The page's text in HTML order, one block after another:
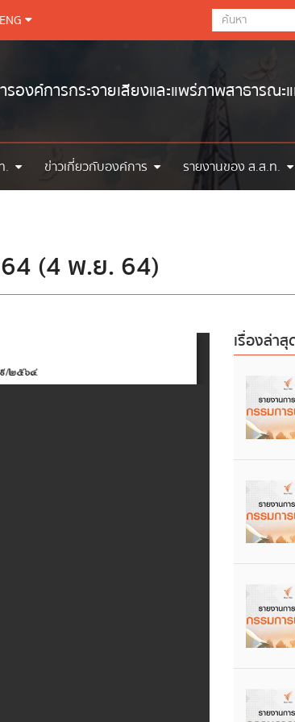
ENG
องค์การกระจายเสียงและแพร่ภาพสาธารณะแ
. ข่าวเกี่ยวกับองค์การ รายงานของ ส.ส.ท.
(4 พ.ย. 64)
เรื่องล่าสุ